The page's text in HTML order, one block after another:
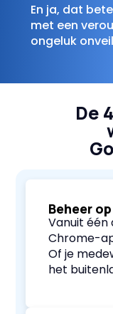
En ja, dat
met een
ongeluk
De
Beheer
Vanuit één
Chrome-
Of je
het